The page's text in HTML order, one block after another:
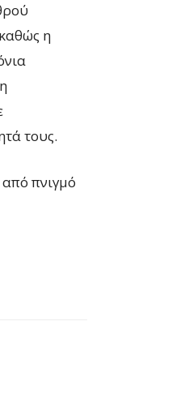
η
τους.
πνιγμό